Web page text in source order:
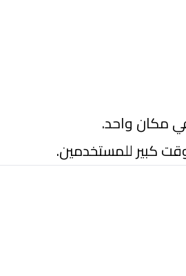
مكان واحد.
كبير للمستخدمين.